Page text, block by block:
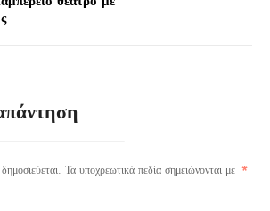
Τα υποχρεωτικά πεδία σημειώνονται με *